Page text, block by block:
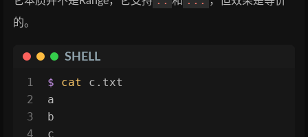
的。
SHELL
1
2
3
4
$ cat
c.txt
a
b
c